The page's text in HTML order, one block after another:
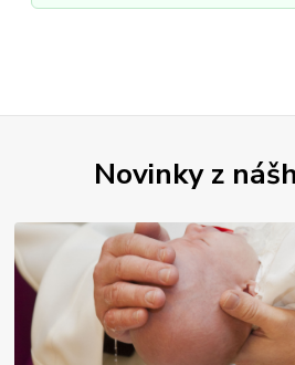
Novinky z